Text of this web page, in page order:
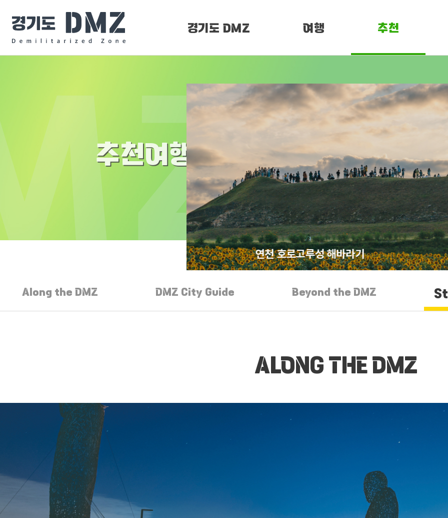
경기도 DMZ
DMZ OPEN 페스티벌
여행
임진각 평화누리
DMZ 평화누리길
추천
추천여행
연천 호로고루성 해바라기
Along the DMZ DMZ City Guide Beyond the DMZ
ALONG THE DMZ